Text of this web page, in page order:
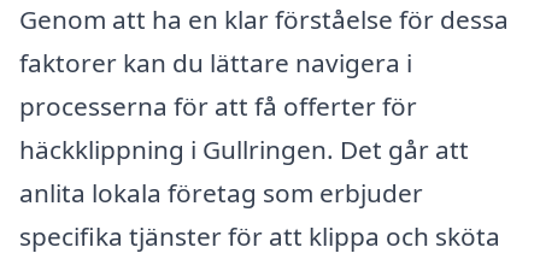
Genom att ha en klar förståelse för dessa
faktorer kan du lättare navigera i
processerna för att få offerter för
häckklippning i Gullringen. Det går att
anlita lokala företag som erbjuder
specifika tjänster för att klippa och sköta